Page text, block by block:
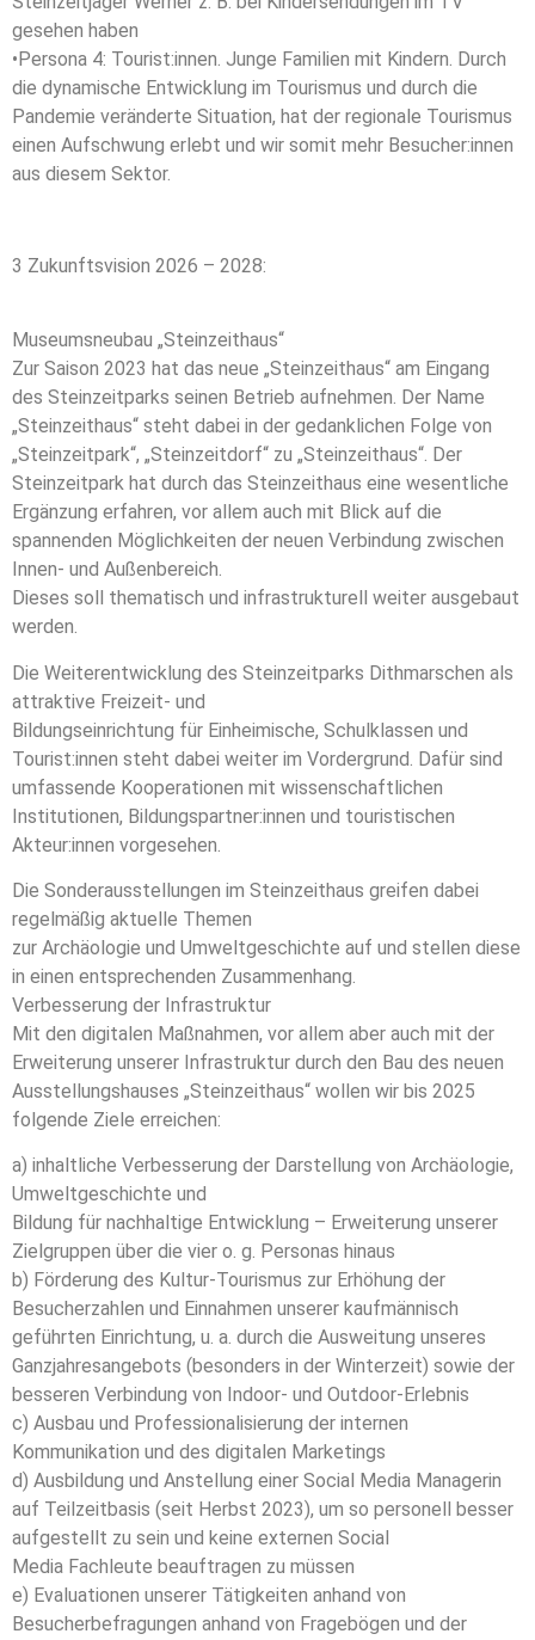
gesehen haben
•Persona 4: Tourist:innen. Junge Familien mit Kindern. Durch
die dynamische Entwicklung im Tourismus und durch die
Pandemie veränderte Situation, hat der regionale Tourismus
einen Aufschwung erlebt und wir somit mehr Besucher:innen
aus diesem Sektor.
3 Zukunftsvision 2026 – 2028:
Museumsneubau „Steinzeithaus“
Zur Saison 2023 hat das neue „Steinzeithaus“ am Eingang
des Steinzeitparks seinen Betrieb aufnehmen. Der Name
„Steinzeithaus“ steht dabei in der gedanklichen Folge von
„Steinzeitpark“, „Steinzeitdorf“ zu „Steinzeithaus“. Der
Steinzeitpark hat durch das Steinzeithaus eine wesentliche
Ergänzung erfahren, vor allem auch mit Blick auf die
spannenden Möglichkeiten der neuen Verbindung zwischen
Innen- und Außenbereich.
Dieses soll thematisch und infrastrukturell weiter ausgebaut
werden.
Die Weiterentwicklung des Steinzeitparks Dithmarschen als
attraktive Freizeit- und
Bildungseinrichtung für Einheimische, Schulklassen und
Tourist:innen steht dabei weiter im Vordergrund. Dafür sind
umfassende Kooperationen mit wissenschaftlichen
Institutionen, Bildungspartner:innen und touristischen
Akteur:innen vorgesehen.
Die Sonderausstellungen im Steinzeithaus greifen dabei
regelmäßig aktuelle Themen
zur Archäologie und Umweltgeschichte auf und stellen diese
in einen entsprechenden Zusammenhang.
Verbesserung der Infrastruktur
Mit den digitalen Maßnahmen, vor allem aber auch mit der
Erweiterung unserer Infrastruktur durch den Bau des neuen
Ausstellungshauses „Steinzeithaus“ wollen wir bis 2025
folgende Ziele erreichen:
a) inhaltliche Verbesserung der Darstellung von Archäologie,
Umweltgeschichte und
Bildung für nachhaltige Entwicklung – Erweiterung unserer
Zielgruppen über die vier o. g. Personas hinaus
b) Förderung des Kultur-Tourismus zur Erhöhung der
Besucherzahlen und Einnahmen unserer kaufmännisch
geführten Einrichtung, u. a. durch die Ausweitung unseres
Ganzjahresangebots (besonders in der Winterzeit) sowie der
besseren Verbindung von Indoor- und Outdoor-Erlebnis
c) Ausbau und Professionalisierung der internen
Kommunikation und des digitalen Marketings
d) Ausbildung und Anstellung einer Social Media Managerin
auf Teilzeitbasis (seit Herbst 2023), um so personell besser
aufgestellt zu sein und keine externen Social
Media Fachleute beauftragen zu müssen
e) Evaluationen unserer Tätigkeiten anhand von
Besucherbefragungen anhand von Fragebögen und der